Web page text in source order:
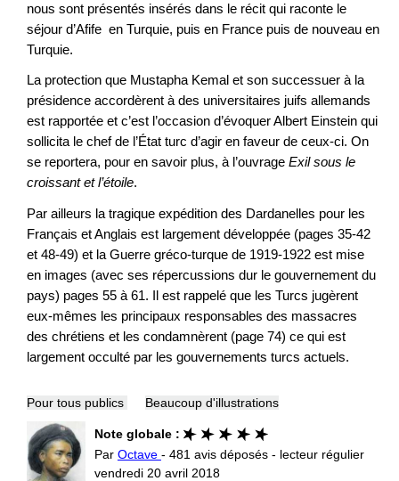
nous sont présentés insérés dans le récit qui raconte le
séjour d’Afife en Turquie, puis en France puis de nouveau en
Turquie.
La protection que Mustapha Kemal et son successuer à la
présidence accordèrent à des universitaires juifs allemands
est rapportée et c’est l’occasion d’évoquer Albert Einstein qui
sollicita le chef de l’État turc d’agir en faveur de ceux-ci. On
se reportera, pour en savoir plus, à l’ouvrage Exil sous le
croissant et l’étoile.
Par ailleurs la tragique expédition des Dardanelles pour les
Français et Anglais est largement développée (pages 35-42
et 48-49) et la Guerre gréco-turque de 1919-1922 est mise
en images (avec ses répercussions dur le gouvernement du
pays) pages 55 à 61. Il est rappelé que les Turcs jugèrent
eux-mêmes les principaux responsables des massacres
des chrétiens et les condamnèrent (page 74) ce qui est
largement occulté par les gouvernements turcs actuels.
Pour tous publics Beaucoup d'illustrations
Note globale :
Par Octave - 481 avis déposés - lecteur régulier
vendredi 20 avril 2018